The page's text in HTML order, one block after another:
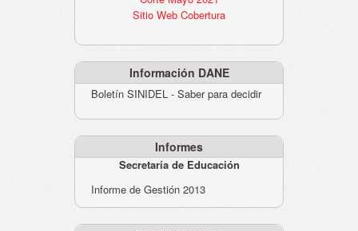
Sitio Web Cobertura
Información DANE
Boletín SINIDEL - Saber para decidir
Informes
Secretaría de Educación
Informe de Gestión 2013